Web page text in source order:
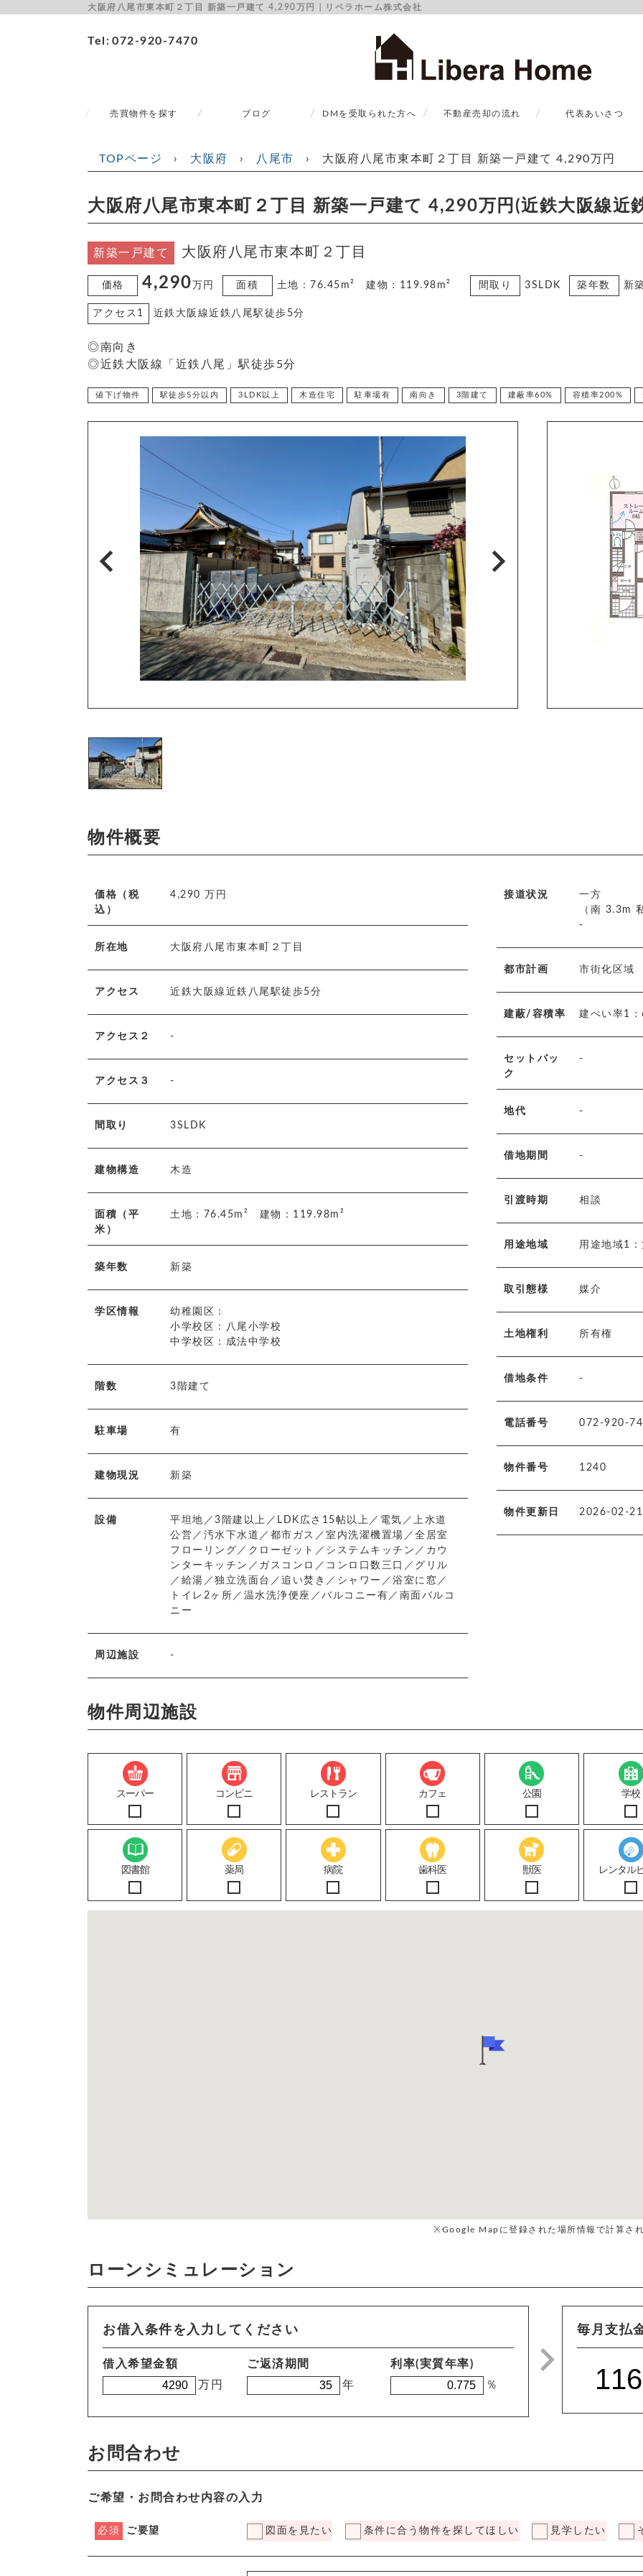
大阪府八尾市東本町２丁目 新築一戸建て 4,290万円｜リベラホーム株式会社
Tel 072-920-7470
売買物件を探す ブログ DMを受取られた方へ 不動産売却の流れ 代表あいさつ
TOPページ › 大阪府 › 八尾市 › 大阪府八尾市東本町２丁目 新築一戸建て 4,290万円
大阪府八尾市東本町２丁目 新築一戸建て 4,290万円(近鉄大阪線近
新築一戸建て 大阪府八尾市東本町２丁目
価格 4,290 万円 面積 土地：76.45m² 建物：119.98m² 間取り 3SLDK 築年数 新
アクセス1 近鉄大阪線近鉄八尾駅徒歩5分
◎南向き
◎近鉄大阪線「近鉄八尾」駅徒歩5分
値下げ物件 駅徒歩5分以内 3LDK以上 木造住宅 駐車場有 南向き 3階建て 建蔽率60% 容積率200%
物件概要
価格（税
込）
4,290 万円
所在地 大阪府八尾市東本町２丁目
アクセス 近鉄大阪線近鉄八尾駅徒歩5分
アクセス２ -
アクセス３ -
間取り 3SLDK
建物構造 木造
面積（平
米）
土地：76.45m² 建物：119.98m²
築年数 新築
学区情報
幼稚園区：
小学校区：八尾小学校
中学校区：成法中学校
階数 3階建て
駐車場 有
建物現況 新築
設備
平坦地／3階建以上／LDK広さ15帖以上／電気／上水道
公営／汚水下水道／都市ガス／室内洗濯機置場／全居室
フローリング／クローゼット／システムキッチン／カウ
ンターキッチン／ガスコンロ／コンロ口数三口／グリル
／給湯／独立洗面台／追い焚き／シャワー／浴室に窓／
トイレ2ヶ所／温水洗浄便座／バルコニー有／南面バルコ
ニー
周辺施設 -
接道状況
一方
（南 3.3m
-
都市計画 市街化区域
建蔽/容積率 建ぺい率1
セットバッ
ク
-
地代 -
借地期間 -
引渡時期 相談
用途地域 用途地域1
取引態様 媒介
土地権利 所有権
借地条件 -
電話番号 072-920-
物件番号 1240
物件更新日 2026-02-21
物件周辺施設
スーパー コンビニ レストラン カフェ 公園 学校
図書館 薬局 病院 歯科医 獣医 レンタル
※Google Mapに登録された場所情報で計算さ
ローンシミュレーション
お借入条件を入力してください
借入希望金額 ご返済期間
利率(実質年率)
万円
年 ％
毎月支払
お問合わせ
ご希望・お問合わせ内容の入力
必須 ご要望 図面を見たい 条件に合う物件を探してほしい 見学したい